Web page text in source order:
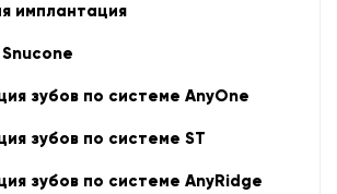
имплантация
зубов по системе AnyOne
зубов по системе ST
зубов по системе AnyRidge